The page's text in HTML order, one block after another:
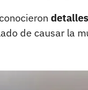
detalles
de causar la